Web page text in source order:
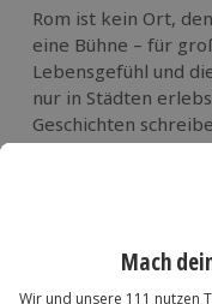
Rom ist kein Ort,
eine Bühne – für
Lebensgefühl und
nur in Städten
Geschichten
Gassen, in denen
barocken Fassaden
stehen bleibt.
einer Piazza und